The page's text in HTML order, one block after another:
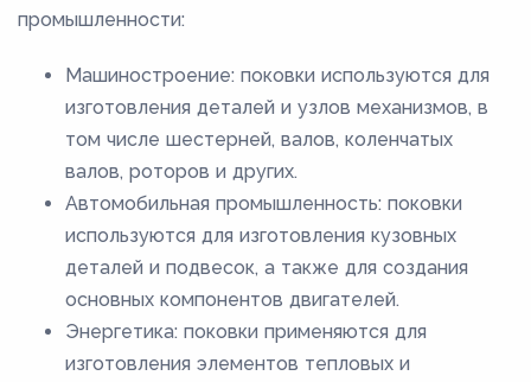
промышленности:
Машиностроение: поковки используются для
изготовления деталей и узлов механизмов, в
том числе шестерней, валов, коленчатых
валов, роторов и других.
Автомобильная промышленность: поковки
используются для изготовления кузовных
деталей и подвесок, а также для создания
основных компонентов двигателей.
Энергетика: поковки применяются для
изготовления элементов тепловых и